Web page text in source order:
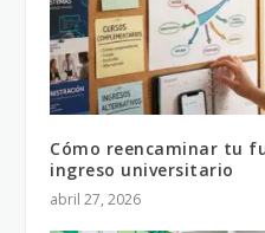
Cómo reencaminar tu
ingreso universitario
abril 27, 2026